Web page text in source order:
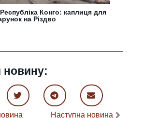
Конго: каплиця для
на Різдво
Наступна новина